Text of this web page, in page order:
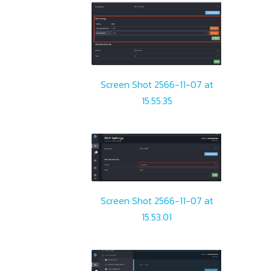
Screen Shot 2566-11-07 at
15.55.35
Screen Shot 2566-11-07 at
15.53.01